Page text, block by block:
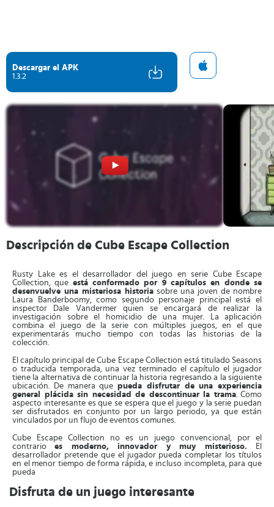
Descargar el APK
1.3.2
Descripción de Cube Escape Collection
Rusty Lake es el desarrollador del juego en serie Cube Escape
Collection, que está conformado por 9 capítulos en donde se
desenvuelve una misteriosa historia sobre una joven de nombre
Laura Banderboomy, como segundo personaje principal está el
inspector Dale Vandermer quien se encargará de realizar la
investigación sobre el homicidio de una mujer. La aplicación
combina el juego de la serie con múltiples juegos, en el que
experimentarás mucho tiempo con todas las historias de la
colección.
El capítulo principal de Cube Escape Collection está titulado Seasons
o traducida temporada, una vez terminado el capítulo el jugador
tiene la alternativa de continuar la historia regresando a la siguiente
ubicación. De manera que pueda disfrutar de una experiencia
general plácida sin necesidad de descontinuar la trama. Como
aspecto interesante es que se espera que el juego y la serie puedan
ser disfrutados en conjunto por un largo periodo, ya que están
vinculados por un flujo de eventos comunes.
Cube Escape Collection no es un juego convencional, por el
contrarioes moderno, innovador y muy misterioso.
El
desarrollador pretende que el jugador pueda completar los títulos
en el menor tiempo de forma rápida, e incluso incompleta, para que
pueda
Disfruta de un juego interesante